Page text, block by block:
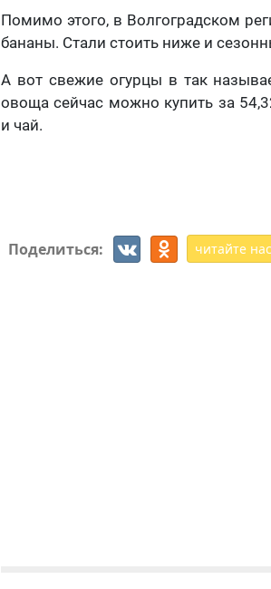
Помимо этого, в Волгоградском
бананы. Стали стоить ниже и
А вот свежие огурцы в так
овоща сейчас можно купить за
и чай.
Поделиться: читайте